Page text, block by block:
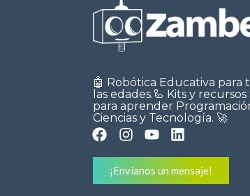
🤖 Robótica Educativa para
las edades.🦾 Kits y recursos
para aprender
Ciencias y Tecnología. 🚀
¡Envíanos un mensaje!